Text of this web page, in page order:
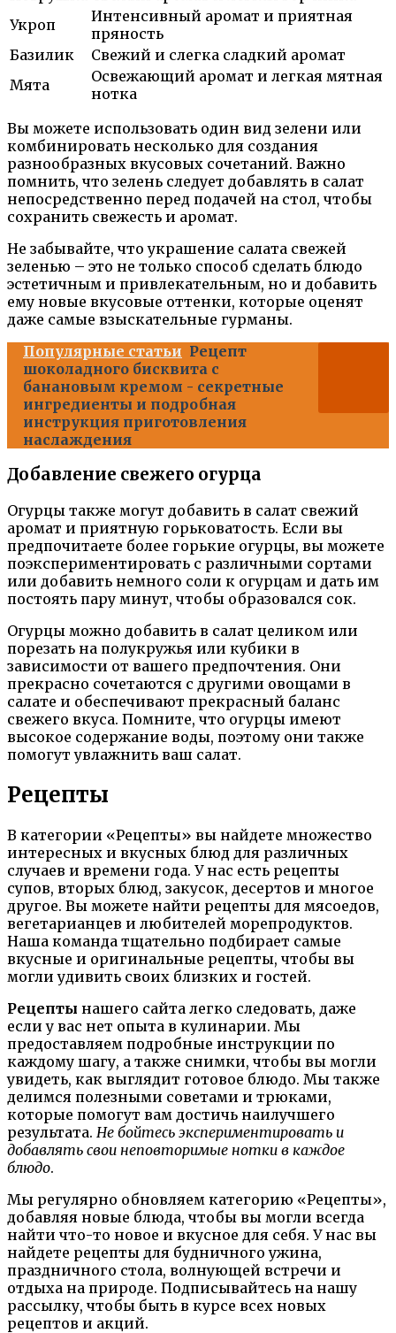
Укроп
Интенсивный аромат и приятная
пряность
Базилик
Свежий и слегка сладкий аромат
Мята
Освежающий аромат и легкая мятная
нотка
Вы можете использовать один вид зелени или
комбинировать несколько для создания
разнообразных вкусовых сочетаний. Важно
помнить, что зелень следует добавлять в салат
непосредственно перед подачей на стол, чтобы
сохранить свежесть и аромат.
Не забывайте, что украшение салата свежей
зеленью – это не только способ сделать блюдо
эстетичным и привлекательным, но и добавить
ему новые вкусовые оттенки, которые оценят
даже самые взыскательные гурманы.
Популярные статьи Рецепт
шоколадного бисквита с
банановым кремом - секретные
ингредиенты и подробная
инструкция приготовления
наслаждения
Добавление свежего огурца
Огурцы также могут добавить в салат свежий
аромат и приятную горьковатость. Если вы
предпочитаете более горькие огурцы, вы можете
поэкспериментировать с различными сортами
или добавить немного соли к огурцам и дать им
постоять пару минут, чтобы образовался сок.
Огурцы можно добавить в салат целиком или
порезать на полукружья или кубики в
зависимости от вашего предпочтения. Они
прекрасно сочетаются с другими овощами в
салате и обеспечивают прекрасный баланс
свежего вкуса. Помните, что огурцы имеют
высокое содержание воды, поэтому они также
помогут увлажнить ваш салат.
Рецепты
В категории «Рецепты» вы найдете множество
интересных и вкусных блюд для различных
случаев и времени года. У нас есть рецепты
супов, вторых блюд, закусок, десертов и многое
другое. Вы можете найти рецепты для мясоедов,
вегетарианцев и любителей морепродуктов.
Наша команда тщательно подбирает самые
вкусные и оригинальные рецепты, чтобы вы
могли удивить своих близких и гостей.
Рецепты нашего сайта легко следовать, даже
если у вас нет опыта в кулинарии. Мы
предоставляем подробные инструкции по
каждому шагу, а также снимки, чтобы вы могли
увидеть, как выглядит готовое блюдо. Мы также
делимся полезными советами и трюками,
которые помогут вам достичь наилучшего
результата. Не бойтесь экспериментировать и
добавлять свои неповторимые нотки в каждое
блюдо.
Мы регулярно обновляем категорию «Рецепты»,
добавляя новые блюда, чтобы вы могли всегда
найти что-то новое и вкусное для себя. У нас вы
найдете рецепты для будничного ужина,
праздничного стола, волнующей встречи и
отдыха на природе. Подписывайтесь на нашу
рассылку, чтобы быть в курсе всех новых
рецептов и акций.